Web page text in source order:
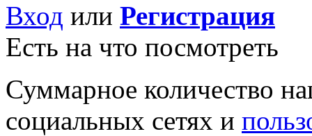
Вход или Регистрация
Есть на что посмотреть
Суммарное количество
социальных сетях и